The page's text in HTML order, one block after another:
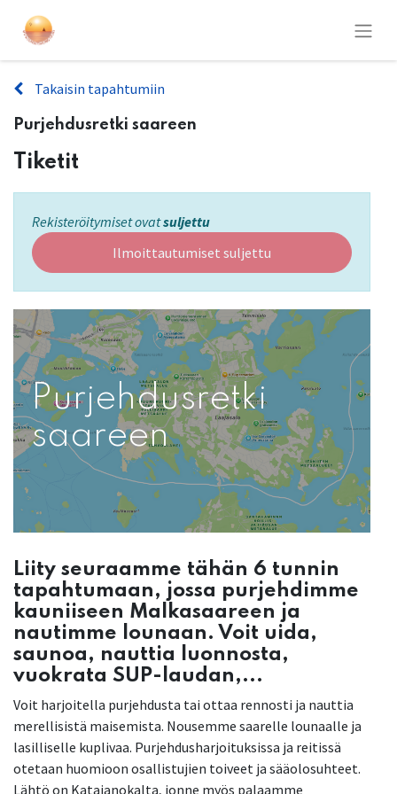
Takaisin tapahtumiin
Purjehdusretki saareen
Tiketit
Rekisteröitymiset ovatsuljettu
Ilmoittautumiset suljettu
Purjehdusretki
saareen
Liity seuraamme tähän 6 tunnin
tapahtumaan, jossa purjehdimme
kauniiseen Malkasaareen ja
nautimme lounaan. Voit uida,
saunoa, nauttia luonnosta,
vuokrata SUP-laudan,...
Voit harjoitella purjehdusta tai ottaa rennosti ja nauttia
merellisistä maisemista. Nousemme saarelle lounaalle ja
lasilliselle kuplivaa. Purjehdusharjoituksissa ja reitissä
otetaan huomioon osallistujien toiveet ja sääolosuhteet.
Lähtö on Katajanokalta, jonne myös palaamme